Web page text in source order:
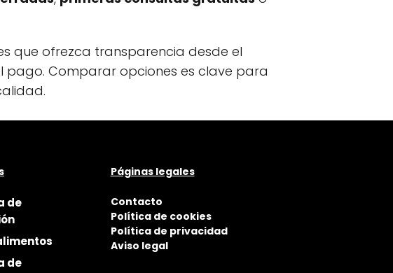
que ofrezca transparencia desde el
pago. Comparar opciones es clave para
de
de
Páginas legales
Contacto
Política de cookies
Política de privacidad
Aviso legal